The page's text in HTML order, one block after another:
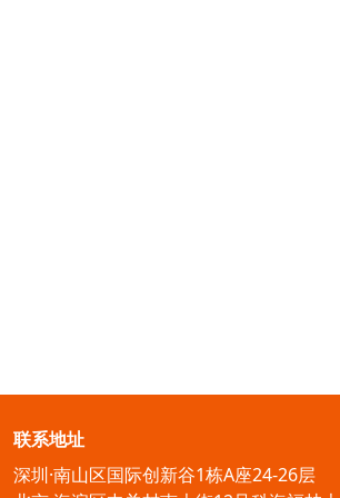
联系地址
深圳·南山区国际创新谷1栋A座24-26层